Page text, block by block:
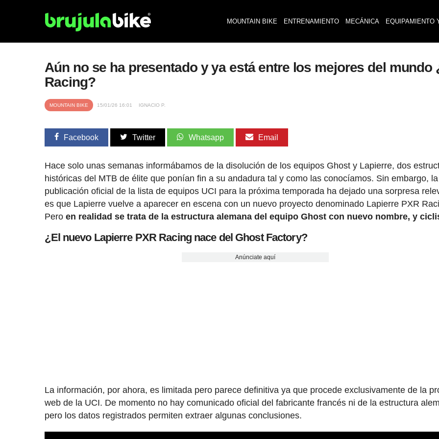
MOUNTAIN BIKE ENTRENAMIENTO MECÁNICA EQUIPAMIENTO
Aún no se ha presentado y ya está entre los mejores del mundo
Racing?
MOUNTAIN BIKE 15/01/26 16:01 IGNACIO P.
Facebook Twitter Whatsapp Email
Hace solo unas semanas informábamos de la disolución de los equipos Ghost y Lapierre, dos
históricas del MTB de élite que ponían fin a su andadura tal y como las conocíamos. Sin embargo, la
publicación oficial de la lista de equipos UCI para la próxima temporada ha dejado una sorpresa
es que Lapierre vuelve a aparecer en escena con un nuevo proyecto denominado Lapierre PXR
Peroen realidad se trata de la estructura alemana del equipo Ghost con nuevo nombre, y
¿El nuevo Lapierre PXR Racing nace del Ghost Factory?
Anúnciate aquí
La información, por ahora, es limitada pero parece definitiva ya que procede exclusivamente de la
web de la UCI. De momento no hay comunicado oficial del fabricante francés ni de la estructura
pero los datos registrados permiten extraer algunas conclusiones.